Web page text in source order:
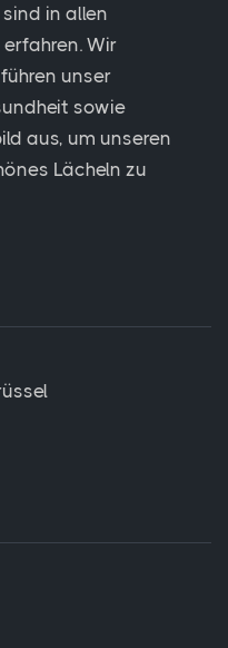
in allen
Wir
unser
sowie
aus, um unseren
Lächeln zu